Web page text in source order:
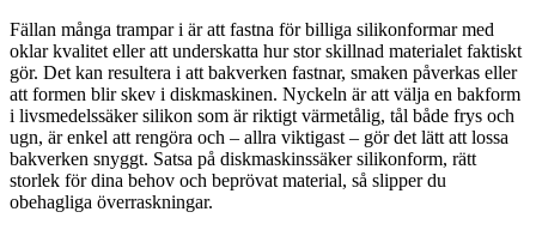
Fällan många trampar i är att fastna för billiga silikonformar med
oklar kvalitet eller att underskatta hur stor skillnad materialet faktiskt
gör. Det kan resultera i att bakverken fastnar, smaken påverkas eller
att formen blir skev i diskmaskinen. Nyckeln är att välja en bakform
i livsmedelssäker silikon som är riktigt värmetålig, tål både frys och
ugn, är enkel att rengöra och – allra viktigast – gör det lätt att lossa
bakverken snyggt. Satsa på diskmaskinssäker silikonform, rätt
storlek för dina behov och beprövat material, så slipper du
obehagliga överraskningar.